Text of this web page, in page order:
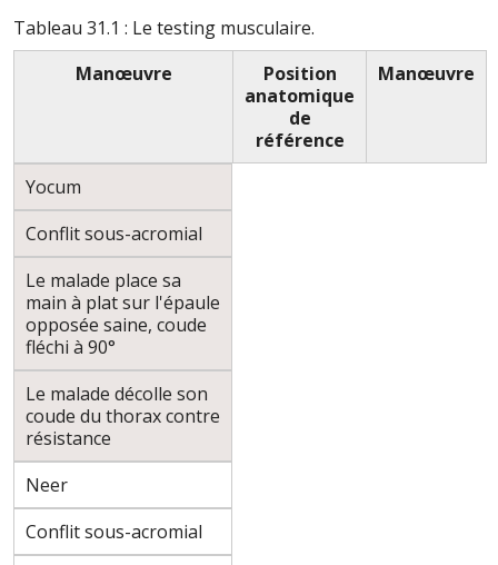
Tableau 31.1 : Le testing musculaire.
Manœuvre
Position
anatomique
de
référence
Manœuvre
Yocum
Conflit sous-acromial
Le malade place sa
main à plat sur l'épaule
opposée saine, coude
fléchi à 90°
Le malade décolle son
coude du thorax contre
résistance
Neer
Conflit sous-acromial